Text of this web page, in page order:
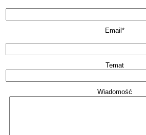
Email*
Temat
Wiadomość